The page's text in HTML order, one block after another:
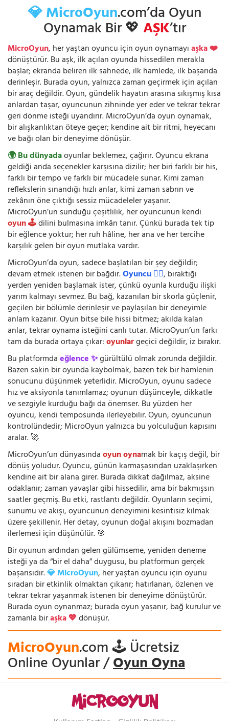
💎 MicroOyun.com’da Oyun
Oynamak Bir 💖AŞK’tır
MicroOyun, her yaştan oyuncu için oyun oynamayıaşka ❤️
dönüştürür. Bu aşk, ilk açılan oyunda hissedilen merakla
başlar; ekranda beliren ilk sahnede, ilk hamlede, ilk başarıda
derinleşir. Burada oyun, yalnızca zaman geçirmek için açılan
bir araç değildir. Oyun, gündelik hayatın arasına sıkışmış kısa
anlardan taşar, oyuncunun zihninde yer eder ve tekrar tekrar
geri dönme isteği uyandırır. MicroOyun’da oyun oynamak,
bir alışkanlıktan öteye geçer; kendine ait bir ritmi, heyecanı
ve bağı olan bir deneyime dönüşür.
🌍 Bu dünyadaoyunlar beklemez, çağırır. Oyuncu ekrana
geldiği anda seçenekler karşısına dizilir; her biri farklı bir his,
farklı bir tempo ve farklı bir mücadele sunar. Kimi zaman
reflekslerin sınandığı hızlı anlar, kimi zaman sabrın ve
zekânın öne çıktığı sessiz mücadeleler yaşanır.
MicroOyun’un sunduğu çeşitlilik, her oyuncunun kendi
oyun 🕹️dilini bulmasına imkân tanır. Çünkü burada tek tip
bir eğlence yoktur; her ruh hâline, her ana ve her tercihe
karşılık gelen bir oyun mutlaka vardır.
MicroOyun’da oyun, sadece başlatılan bir şey değildir;
devam etmek istenen bir bağdır.Oyuncu 🧍‍♂️, bıraktığı
yerden yeniden başlamak ister, çünkü oyunla kurduğu ilişki
yarım kalmayı sevmez. Bu bağ, kazanılan bir skorla güçlenir,
geçilen bir bölümle derinleşir ve paylaşılan bir deneyimle
anlam kazanır. Oyun bitse bile hissi bitmez; akılda kalan
anlar, tekrar oynama isteğini canlı tutar. MicroOyun’un farkı
tam da burada ortaya çıkar:oyunlargeçici değildir, iz bırakır.
Bu platformdaeğlence ✨gürültülü olmak zorunda değildir.
Bazen sakin bir oyunda kaybolmak, bazen tek bir hamlenin
sonucunu düşünmek yeterlidir. MicroOyun, oyunu sadece
hız ve aksiyonla tanımlamaz; oyunun düşünceyle, dikkatle
ve sezgiyle kurduğu bağı da önemser. Bu yüzden her
oyuncu, kendi temposunda ilerleyebilir. Oyun, oyuncunun
kontrolündedir; MicroOyun yalnızca bu yolculuğun kapısını
aralar. 🚀
MicroOyun’un dünyasındaoyun oynamak bir kaçış değil, bir
dönüş yoludur. Oyuncu, günün karmaşasından uzaklaşırken
kendine ait bir alana girer. Burada dikkat dağılmaz, aksine
odaklanır; zaman yavaşlar gibi hissedilir, ama bir bakmışsın
saatler geçmiş. Bu etki, rastlantı değildir. Oyunların seçimi,
sunumu ve akışı, oyuncunun deneyimini kesintisiz kılmak
üzere şekillenir. Her detay, oyunun doğal akışını bozmadan
ilerlemesi için düşünülür. 🎯
Bir oyunun ardından gelen gülümseme, yeniden deneme
isteği ya da “bir el daha” duygusu, bu platformun gerçek
başarısıdır.💎 MicroOyun, her yaştan oyuncu için oyunu
sıradan bir etkinlik olmaktan çıkarır; hatırlanan, özlenen ve
tekrar tekrar yaşanmak istenen bir deneyime dönüştürür.
Burada oyun oynanmaz; burada oyun yaşanır, bağ kurulur ve
zamanla biraşka 💖dönüşür.
MicroOyun.com 🕹️ Ücretsiz
Online Oyunlar /Oyun Oyna